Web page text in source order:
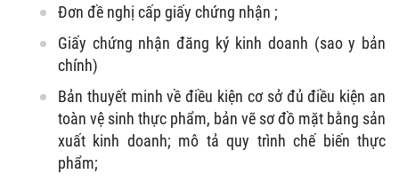
Đơn đề nghị cấp giấy chứng nhận ;
Giấy chứng nhận đăng ký kinh doanh (sao y bản
chính)
Bản thuyết minh về điều kiện cơ sở đủ điều kiện an
toàn vệ sinh thực phẩm, bản vẽ sơ đồ mặt bằng sản
xuất kinh doanh; mô tả quy trình chế biến thực
phẩm;